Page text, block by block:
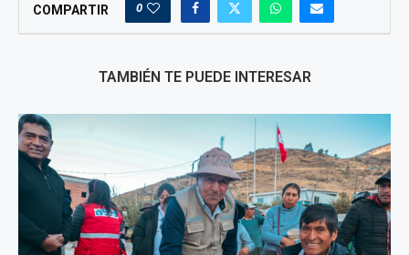
COMPARTIR 0
TAMBIÉN TE PUEDE INTERESAR